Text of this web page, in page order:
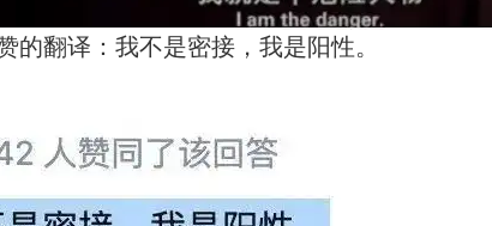
翻译：我不是密接，我是阳性。